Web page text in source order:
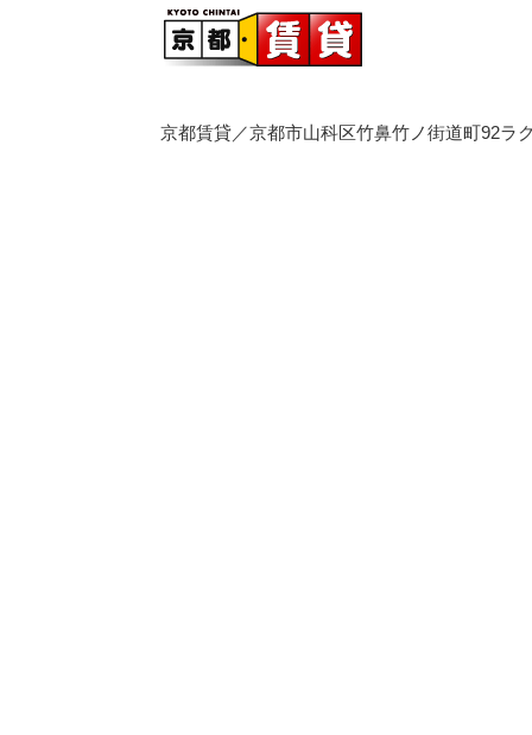
京都賃貸／京都市山科区竹鼻竹ノ街道町92ラ